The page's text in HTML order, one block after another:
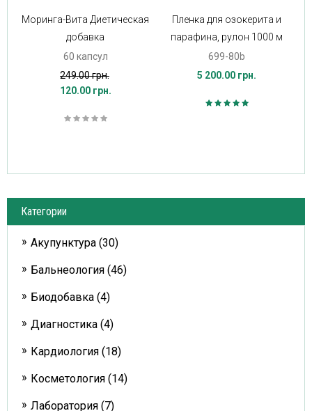
Моринга-Вита Диетическая
добавка
60 капсул
249.00 грн.
120.00 грн.
Пленка для озокерита и
парафина, рулон 1000 м
699-80b
5 200.00 грн.
Категории
Акупунктура (30)
Бальнеология (46)
Биодобавка (4)
Диагностика (4)
Кардиология (18)
Косметология (14)
Лаборатория (7)